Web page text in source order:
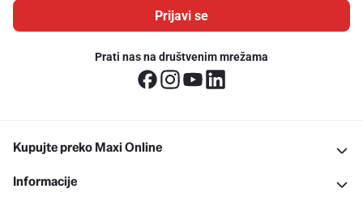
Prijavi se
Prati nas na društvenim mrežama
Kupujte preko Maxi Online
Informacije